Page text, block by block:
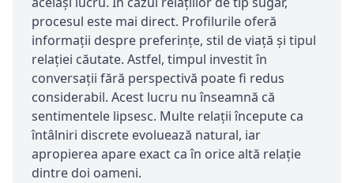
procesul este mai direct. Profilurile oferă
informații despre preferințe, stil de viață și tipul
relației căutate. Astfel, timpul investit în
conversații fără perspectivă poate fi redus
considerabil. Acest lucru nu înseamnă că
sentimentele lipsesc. Multe relații începute ca
întâlniri discrete evoluează natural, iar
apropierea apare exact ca în orice altă relație
dintre doi oameni.